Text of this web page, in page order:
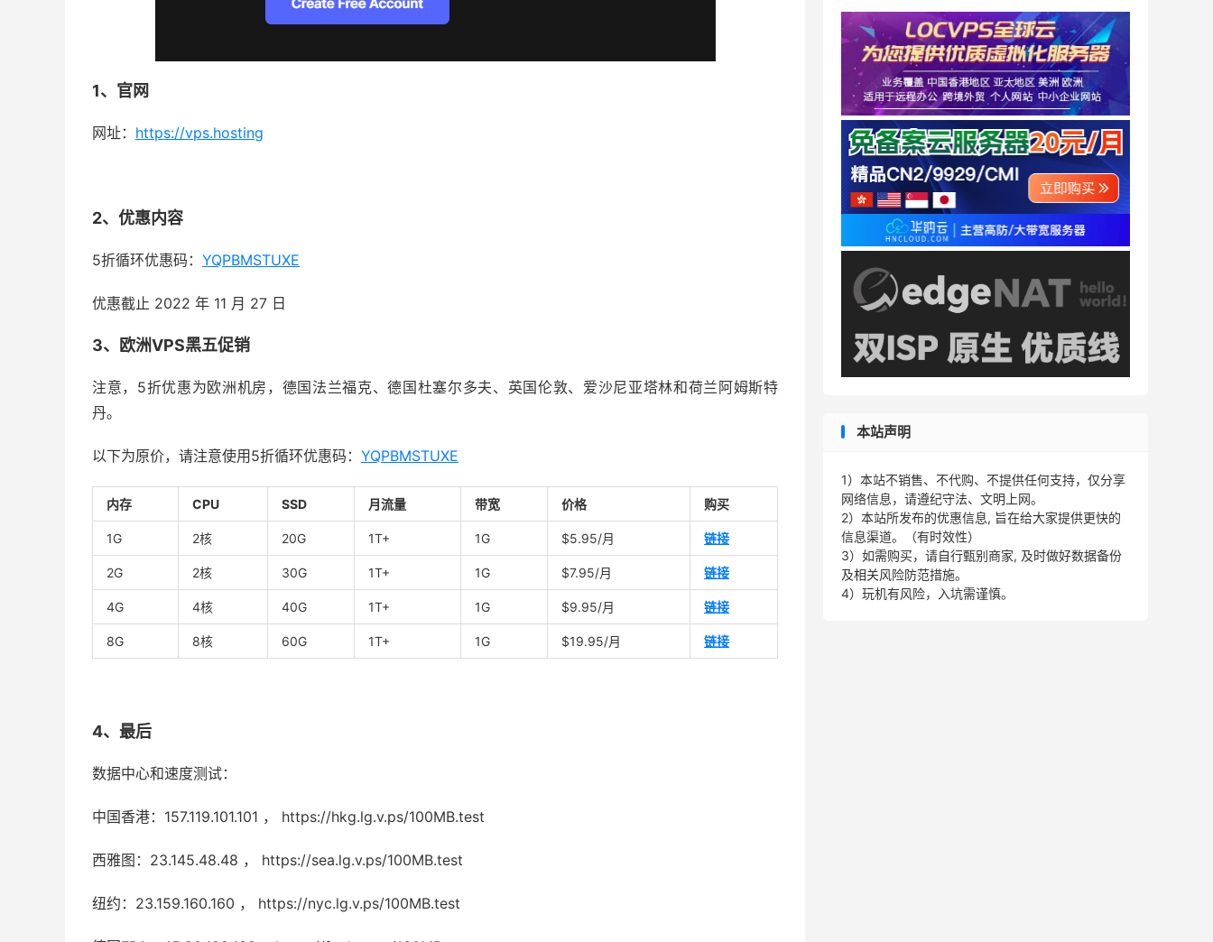
1、官网
网址： https://vps.hosting
2、优惠内容
5折循环优惠码： YQPBMSTUXE
优惠截止 2022 年 11 月 27 日
3、欧洲VPS黑五促销
注意，5折优惠为欧洲机房，德国法兰福克、德国杜塞尔多夫、英国伦敦、爱沙尼亚塔林和荷兰阿姆斯特
丹。
以下为原价，请注意使用5折循环优惠码： YQPBMSTUXE
内存 CPU SSD 月流量 带宽 价格 购买
1G 2核 20G 1T+ 1G $5.95/月 链接
2G 2核 30G 1T+ 1G $7.95/月 链接
4G 4核 40G 1T+ 1G $9.95/月 链接
8G 8核 60G 1T+ 1G $19.95/月 链接
4、最后
数据中心和速度测试：
中国香港：157.119.101.101 ， https://hkg.lg.v.ps/100MB.test
西雅图：23.145.48.48 ， https://sea.lg.v.ps/100MB.test
纽约：23.159.160.160 ， https://nyc.lg.v.ps/100MB.test
本站声明
1）本站不销售、不代购、不提供任何支持，仅分享
网络信息，请遵纪守法、文明上网。
2）本站所发布的优惠信息, 旨在给大家提供更快的
信息渠道。（有时效性）
3）如需购买，请自行甄别商家, 及时做好数据备份
及相关风险防范措施。
4）玩机有风险，入坑需谨慎。